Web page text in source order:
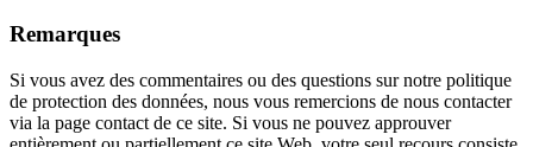
Remarques
Si vous avez des commentaires ou des questions sur notre politique
de protection des données, nous vous remercions de nous contacter
via la page contact de ce site. Si vous ne pouvez approuver